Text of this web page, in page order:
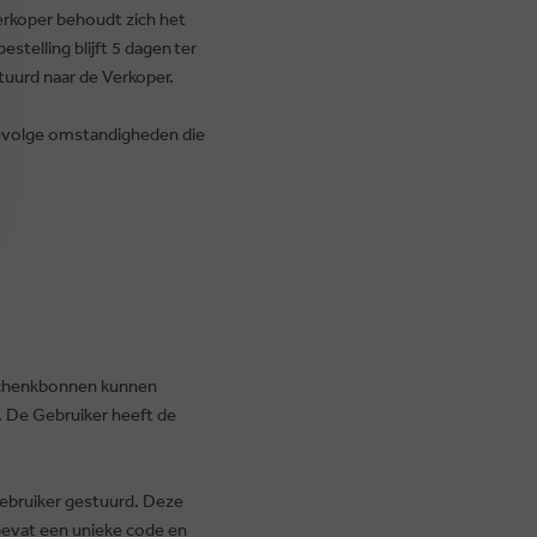
behoudt zich het
blijft 5 dagenter
naar de Verkoper.
omstandigheden die
kunnen
. De Gebruiker heeft de
gestuurd. Deze
een unieke code en